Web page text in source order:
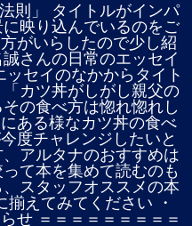
則」 タイトルがインパ
映り込んでいるのをご
がいらしたので少し紹
さんの日常のエッセイ
セイのなかからタイト
カツ丼がしがし親父の
の食べ方は惚れ惚れし
ある様なカツ丼の食べ
度チャレンジしたいと
アルタナのおすすめは
て本を集めて読むのも
スタッフオススメの本
えてみてください ・
せ ＝＝＝＝＝＝＝＝＝